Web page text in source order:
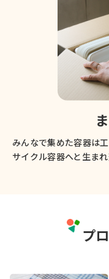
みんなで集めた容器は
サイクル容器へと生まれ
プ